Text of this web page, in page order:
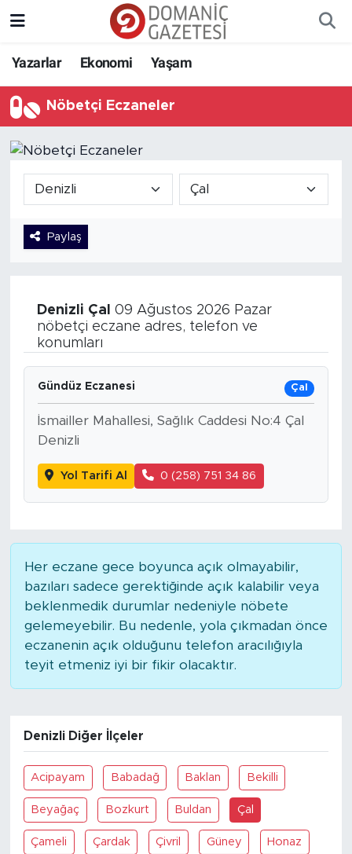
Yazarlar Ekonomi Yaşam
Nöbetçi Eczaneler
Paylaş
Denizli Çal
09 Ağustos 2026 Pazar
nöbetçi eczane adres, telefon ve
konumları
Gündüz Eczanesi Çal
İsmailler Mahallesi, Sağlık Caddesi No:4 Çal
Denizli
Yol Tarifi Al 0 (258) 751 34 86
Her eczane gece boyunca açık olmayabilir,
bazıları sadece gerektiğinde açık kalabilir veya
beklenmedik durumlar nedeniyle nöbete
gelemeyebilir. Bu nedenle, yola çıkmadan önce
eczanenin açık olduğunu telefon aracılığıyla
teyit etmeniz iyi bir fikir olacaktır.
Denizli Diğer İlçeler
Acipayam Babadağ Baklan Bekilli
Beyağaç Bozkurt Buldan Çal
Çameli Çardak Çivril Güney Honaz